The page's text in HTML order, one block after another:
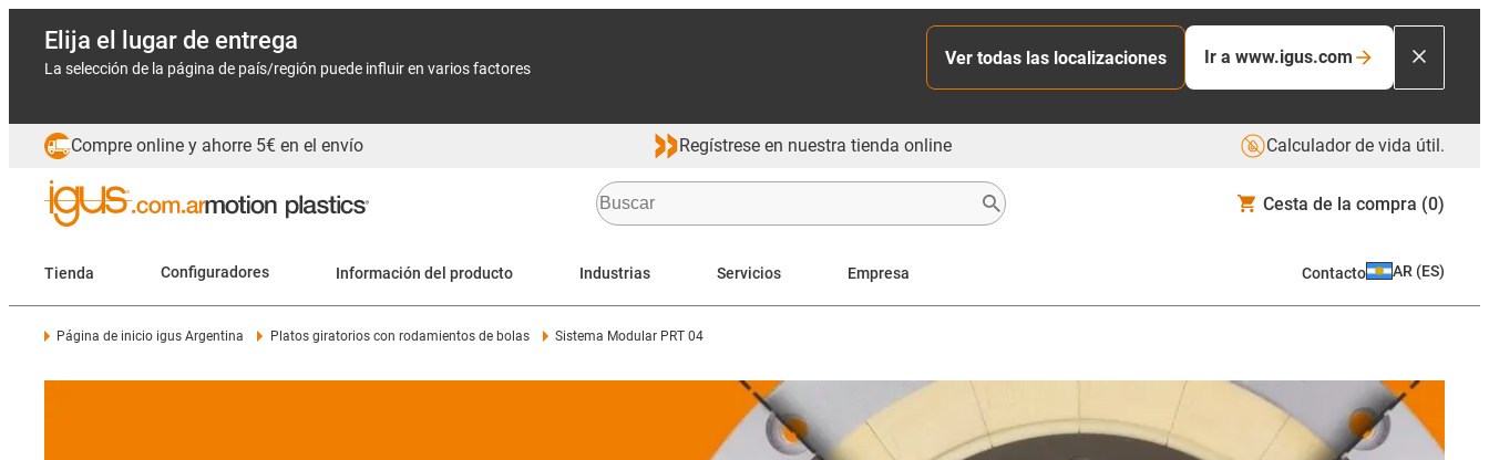
Elija el lugar de entrega
La selección de la página de país/región puede influir en varios factores
Ver todas las localizaciones Ir a www.igus.com
Compre online y ahorre 5€ en el envío Regístrese en nuestra tienda online Calculador de vida útil.
Cesta de la compra (0)
Tienda Configuradores Información del producto Industrias Servicios Empresa Contacto AR (ES)
Página de inicio igus Argentina Platos giratorios con rodamientos de bolas Sistema Modular PRT 04